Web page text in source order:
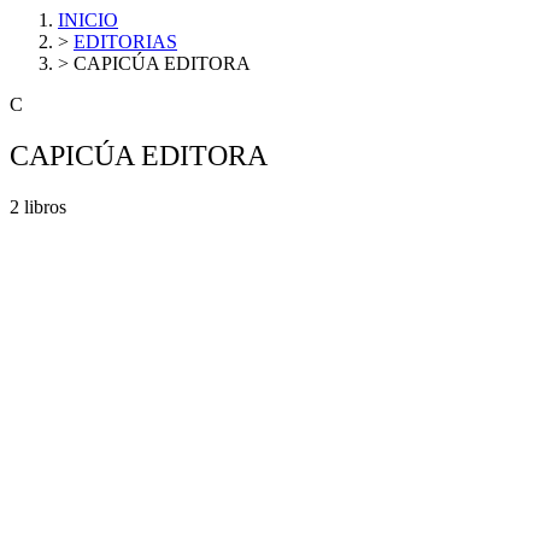
INICIO
> EDITORIAS
> CAPICÚA EDITORA
C
CAPICÚA EDITORA
2 libros